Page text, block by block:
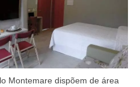
Montemare dispõem de área